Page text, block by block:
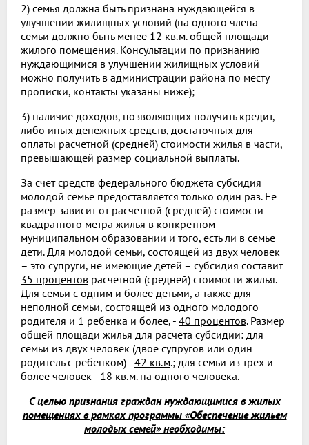
2) семья должна быть признана нуждающейся в
улучшении жилищных условий (на одного члена
семьи должно быть менее 12 кв.м. общей площади
жилого помещения. Консультации по признанию
нуждающимися в улучшении жилищных условий
можно получить в администрации района по месту
прописки, контакты указаны ниже);
3) наличие доходов, позволяющих получить кредит,
либо иных денежных средств, достаточных для
оплаты расчетной (средней) стоимости жилья в части,
превышающей размер социальной выплаты.
За счет средств федерального бюджета субсидия
молодой семье предоставляется только один раз. Её
размер зависит от расчетной (средней) стоимости
квадратного метра жилья в конкретном
муниципальном образовании и того, есть ли в семье
дети. Для молодой семьи, состоящей из двух человек
– это супруги, не имеющие детей – субсидия составит
35 процентов расчетной (средней) стоимости жилья.
Для семьи с одним и более детьми, а также для
неполной семьи, состоящей из одного молодого
родителя и 1 ребенка и более, - 40 процентов. Размер
общей площади жилья для расчета субсидии: для
семьи из двух человек (двое супругов или один
родитель с ребенком) - 42 кв.м.; для семьи из трех и
более человек - 18 кв.м. на одного человека.
C целью признания граждан нуждающимися в жилых
помещениях в рамках программы «Обеспечение жильем
молодых семей» необходимы: